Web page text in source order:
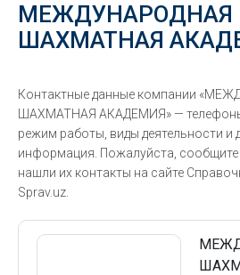
МЕЖДУНАРОДНАЯ
ШАХМАТНАЯ
Контактные данные компании
ШАХМАТНАЯ АКАДЕМИЯ» —
режим работы, виды деятельности и
информация. Пожалуйста, сообщите
нашли их контакты на сайте
Sprav.uz.